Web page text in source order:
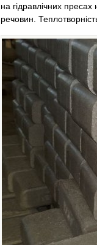
на гідравлічних
речовин.